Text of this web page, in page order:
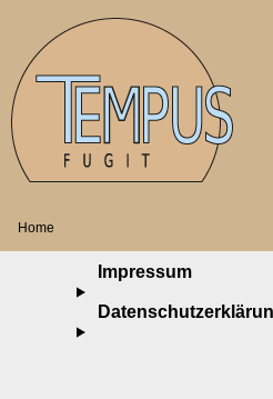
Home
Impressum